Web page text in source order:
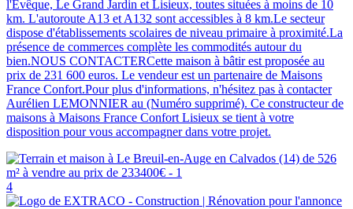
l'Évêque, Le Grand Jardin et Lisieux, toutes situées à moins de 10
km. L'autoroute A13 et A132 sont accessibles à 8 km.Le secteur
dispose d'établissements scolaires de niveau primaire à proximité.La
présence de commerces complète les commodités autour du
bien.NOUS CONTACTERCette maison à bâtir est proposée au
prix de 231 600 euros. Le vendeur est un partenaire de Maisons
France Confort.Pour plus d'informations, n'hésitez pas à contacter
Aurélien LEMONNIER au (Numéro supprimé). Ce constructeur de
maisons à Maisons France Confort Lisieux se tient à votre
disposition pour vous accompagner dans votre projet.
4